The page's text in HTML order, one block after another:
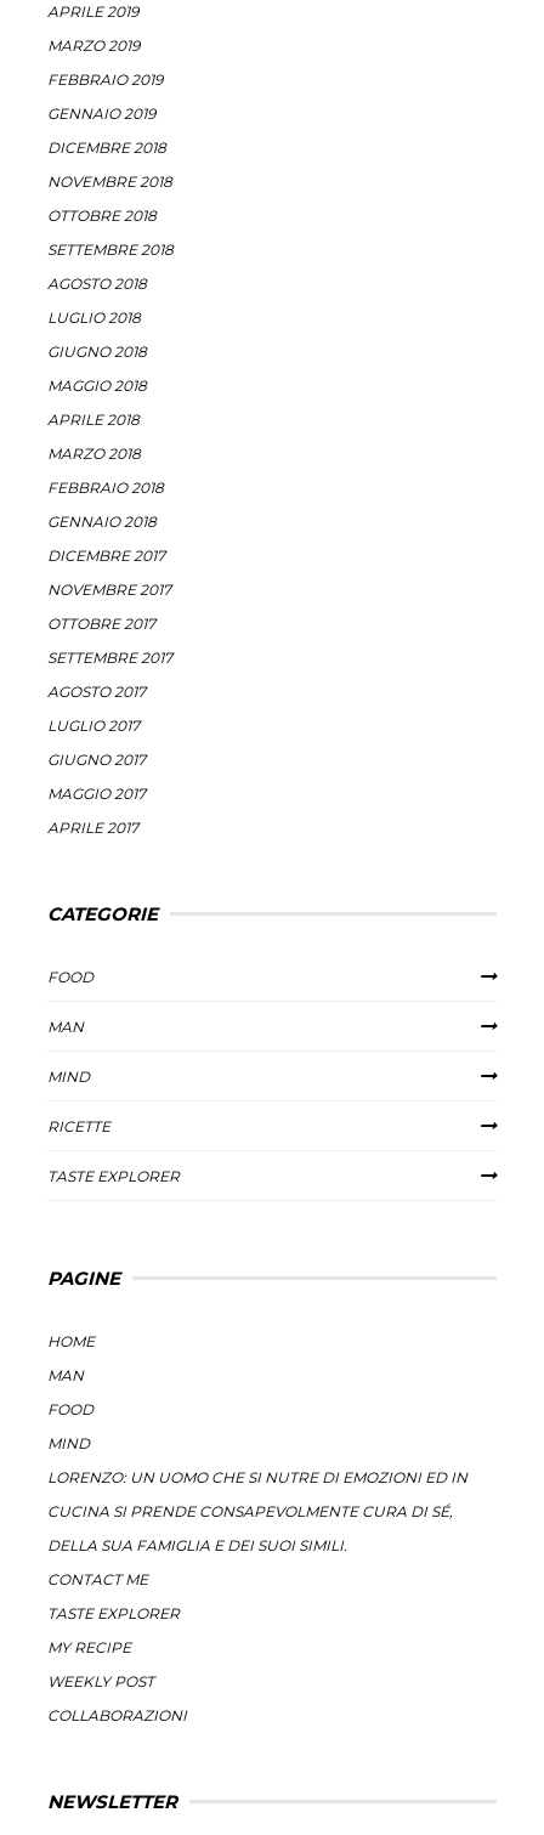
APRILE 2019
MARZO 2019
FEBBRAIO 2019
GENNAIO 2019
DICEMBRE 2018
NOVEMBRE 2018
OTTOBRE 2018
SETTEMBRE 2018
AGOSTO 2018
LUGLIO 2018
GIUGNO 2018
MAGGIO 2018
APRILE 2018
MARZO 2018
FEBBRAIO 2018
GENNAIO 2018
DICEMBRE 2017
NOVEMBRE 2017
OTTOBRE 2017
SETTEMBRE 2017
AGOSTO 2017
LUGLIO 2017
GIUGNO 2017
MAGGIO 2017
APRILE 2017
CATEGORIE
FOOD
MAN
MIND
RICETTE
TASTE EXPLORER
PAGINE
HOME
MAN
FOOD
MIND
LORENZO: UN UOMO CHE SI NUTRE DI EMOZIONI ED IN
CUCINA SI PRENDE CONSAPEVOLMENTE CURA DI SÉ,
DELLA SUA FAMIGLIA E DEI SUOI SIMILI.
CONTACT ME
TASTE EXPLORER
MY RECIPE
WEEKLY POST
COLLABORAZIONI
NEWSLETTER